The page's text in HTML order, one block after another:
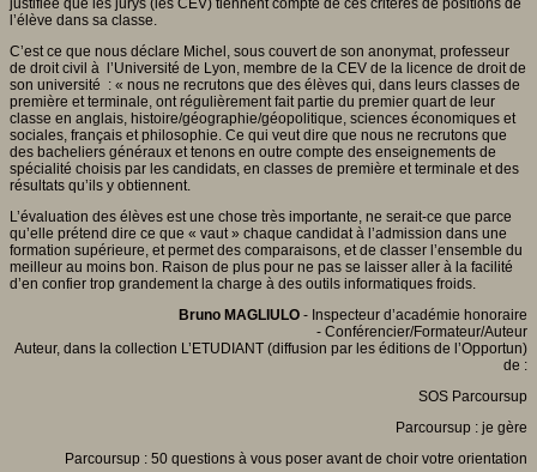
justifiée que les jurys (les CEV) tiennent compte de ces critères de positions de
l’élève dans sa classe.
C’est ce que nous déclare Michel, sous couvert de son anonymat, professeur
de droit civil à l’Université de Lyon, membre de la CEV de la licence de droit de
son université : « nous ne recrutons que des élèves qui, dans leurs classes de
première et terminale, ont régulièrement fait partie du premier quart de leur
classe en anglais, histoire/géographie/géopolitique, sciences économiques et
sociales, français et philosophie. Ce qui veut dire que nous ne recrutons que
des bacheliers généraux et tenons en outre compte des enseignements de
spécialité choisis par les candidats, en classes de première et terminale et des
résultats qu’ils y obtiennent.
L’évaluation des élèves est une chose très importante, ne serait-ce que parce
qu’elle prétend dire ce que « vaut » chaque candidat à l’admission dans une
formation supérieure, et permet des comparaisons, et de classer l’ensemble du
meilleur au moins bon. Raison de plus pour ne pas se laisser aller à la facilité
d’en confier trop grandement la charge à des outils informatiques froids.
Bruno MAGLIULO - Inspecteur d’académie honoraire
- Conférencier/Formateur/Auteur
Auteur, dans la collection L’ETUDIANT (diffusion par les éditions de l’Opportun)
de :
SOS Parcoursup
Parcoursup : je gère
Parcoursup : 50 questions à vous poser avant de choir votre orientation